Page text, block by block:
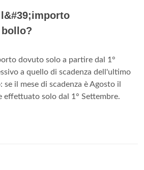
dovuto solo a partire dal 1°
a quello di scadenza dell'ultimo
se il mese di scadenza è Agosto il
effettuato solo dal 1° Settembre.